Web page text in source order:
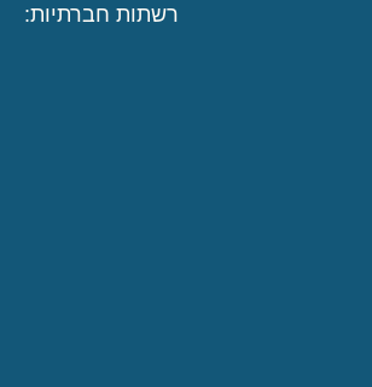
רשתות חברתיות: